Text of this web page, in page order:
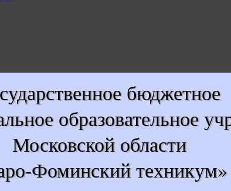
бюджетное
образовательное
Московской области
Фоминский техникум»